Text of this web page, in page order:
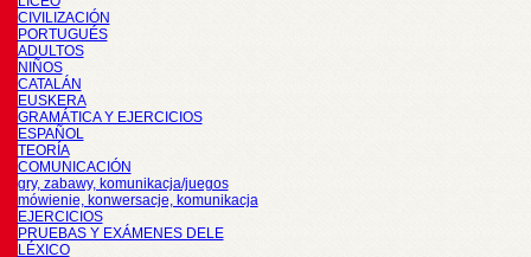
CIVILIZACIÓN
PORTUGUÉS
ADULTOS
NIÑOS
CATALÁN
EUSKERA
GRAMÁTICA Y EJERCICIOS
ESPAÑOL
TEORÍA
COMUNICACIÓN
gry, zabawy, komunikacja/juegos
mówienie, konwersacje, komunikacja
EJERCICIOS
PRUEBAS Y EXÁMENES DELE
LÉXICO